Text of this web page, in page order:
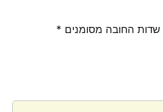
שדות החובה מסומנים *